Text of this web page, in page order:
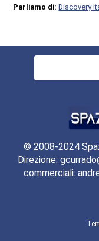
Parliamo di:Discovery
© 2008-2024
Direzione:
commerciali: